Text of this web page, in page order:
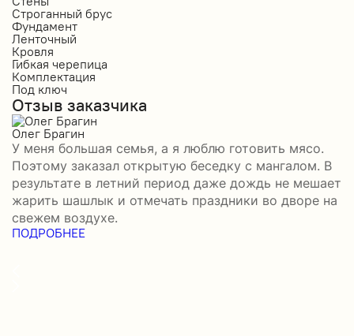
Строганный брус
Фундамент
Ленточный
Кровля
Гибкая черепица
Комплектация
Под ключ
Отзыв заказчика
Олег Брагин
У меня большая семья, а я люблю готовить мясо.
Поэтому заказал открытую беседку с мангалом. В
результате в летний период даже дождь не мешает
жарить шашлык и отмечать праздники во дворе на
свежем воздухе.
ПОДРОБНЕЕ